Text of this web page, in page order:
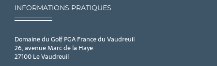
INFORMATIONS PRATIQUES
Domaine du Golf PGA France du Vaudreuil
26, avenue Marc de la Haye
27100 Le Vaudreuil